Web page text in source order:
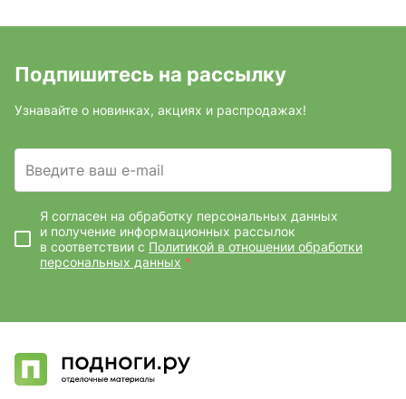
Подпишитесь на рассылку
Узнавайте о новинках, акциях и распродажах!
Введите ваш e-mail
Я согласен на обработку персональных данных
и получение информационных рассылок
в соответствии с Политикой в отношении обработки
персональных данных *